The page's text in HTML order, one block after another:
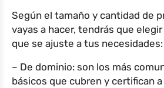
Según el tamaño y cantidad de
vayas a hacer, tendrás que
que se ajuste a tus necesidades:​
– De dominio: son los más
básicos que cubren y certifican